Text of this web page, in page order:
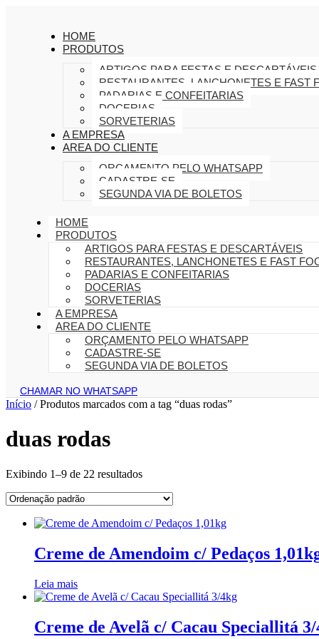
HOME
PRODUTOS
ARTIGOS PARA FESTAS E DESCARTÁVEIS
RESTAURANTES, LANCHONETES E FAST
PADARIAS E CONFEITARIAS
DOCERIAS
SORVETERIAS
A EMPRESA
AREA DO CLIENTE
ORÇAMENTO PELO WHATSAPP
CADASTRE-SE
SEGUNDA VIA DE BOLETOS
HOME
PRODUTOS
ARTIGOS PARA FESTAS E DESCARTÁVEIS
RESTAURANTES, LANCHONETES E FAST
PADARIAS E CONFEITARIAS
DOCERIAS
SORVETERIAS
A EMPRESA
AREA DO CLIENTE
ORÇAMENTO PELO WHATSAPP
CADASTRE-SE
SEGUNDA VIA DE BOLETOS
CHAMAR NO WHATSAPP
Início / Produtos marcados com a tag “duas rodas”
duas rodas
Exibindo 1–9 de 22 resultados
Creme de Amendoim c/ Pedaços
Leia mais
Creme de Avelã c/ Cacau Speciallitá